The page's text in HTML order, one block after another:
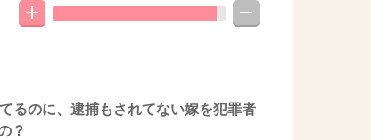
るのに、逮捕もされてない嫁を犯罪者
？